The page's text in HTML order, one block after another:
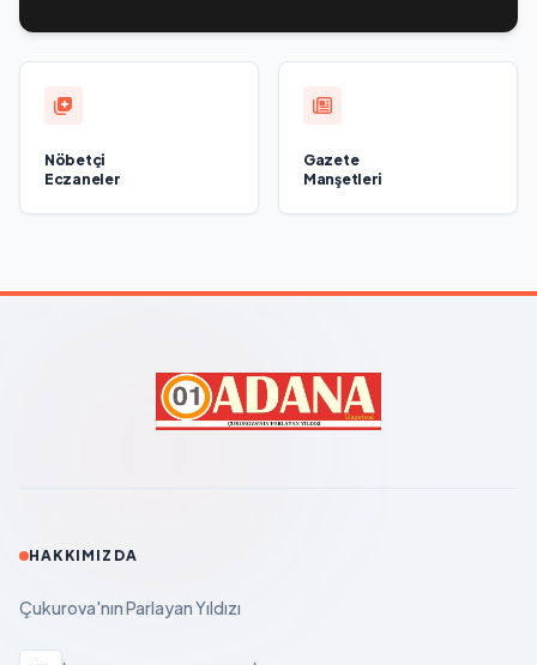
Nöbetçi
Eczaneler
Gazete
Manşetleri
HAKKIMIZDA
Çukurova'nın Parlayan Yıldızı